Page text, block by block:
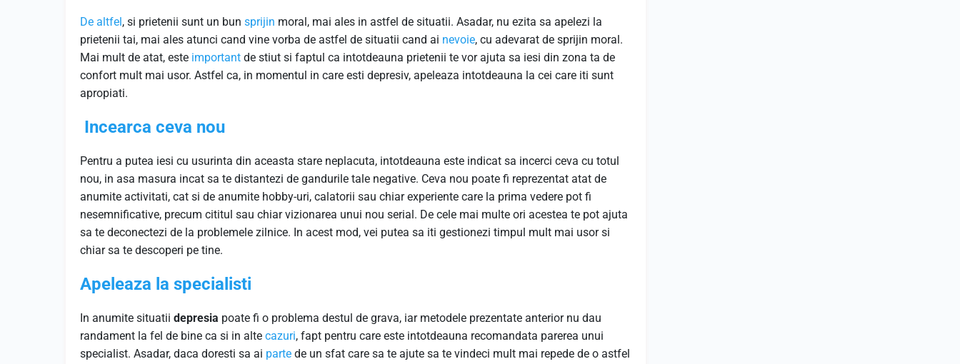
De altfel, si prietenii sunt un bun sprijin moral, mai ales in astfel de situatii. Asadar, nu ezita sa apelezi la
prietenii tai, mai ales atunci cand vine vorba de astfel de situatii cand ai nevoie, cu adevarat de sprijin moral.
Mai mult de atat, este important de stiut si faptul ca intotdeauna prietenii te vor ajuta sa iesi din zona ta de
confort mult mai usor. Astfel ca, in momentul in care esti depresiv, apeleaza intotdeauna la cei care iti sunt
apropiati.
Incearca ceva nou
Pentru a putea iesi cu usurinta din aceasta stare neplacuta, intotdeauna este indicat sa incerci ceva cu totul
nou, in asa masura incat sa te distantezi de gandurile tale negative. Ceva nou poate fi reprezentat atat de
anumite activitati, cat si de anumite hobby-uri, calatorii sau chiar experiente care la prima vedere pot fi
nesemnificative, precum cititul sau chiar vizionarea unui nou serial. De cele mai multe ori acestea te pot ajuta
sa te deconectezi de la problemele zilnice. In acest mod, vei putea sa iti gestionezi timpul mult mai usor si
chiar sa te descoperi pe tine.
Apeleaza la specialisti
In anumite situatii depresia poate fi o problema destul de grava, iar metodele prezentate anterior nu dau
randament la fel de bine ca si in alte cazuri, fapt pentru care este intotdeauna recomandata parerea unui
specialist. Asadar, daca doresti sa ai parte de un sfat care sa te ajute sa te vindeci mult mai repede de o astfel